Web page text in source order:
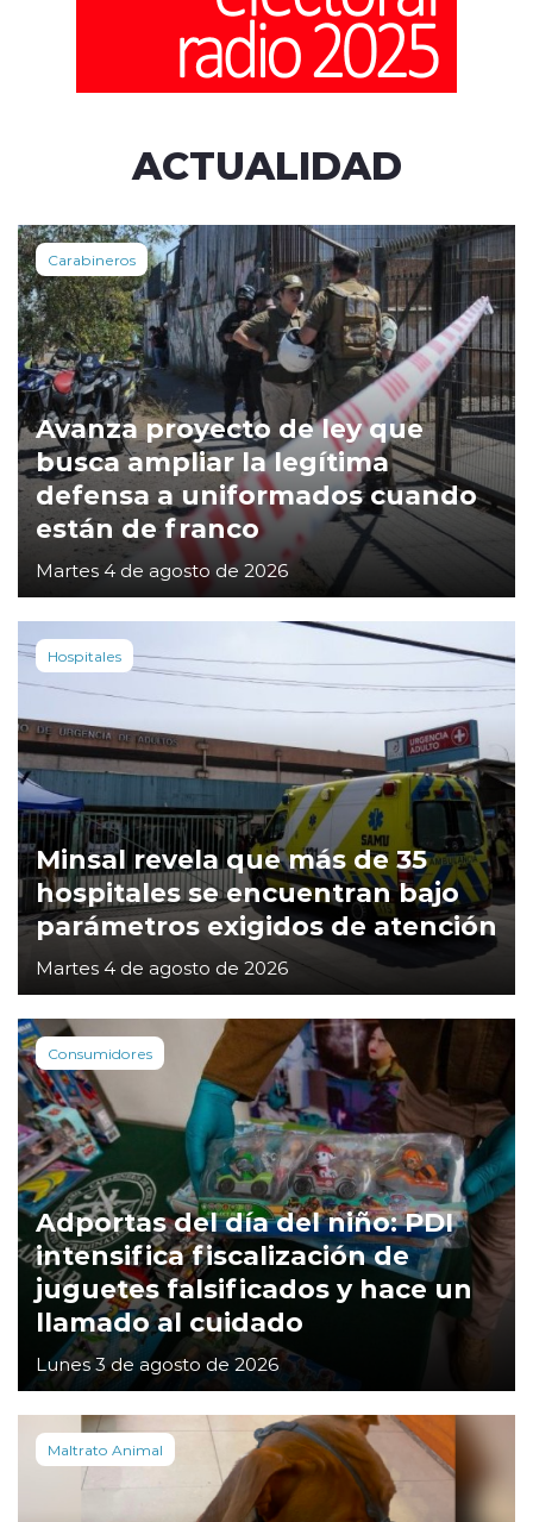
ACTUALIDAD
Carabineros
Avanza proyecto de ley que
busca ampliar la legítima
defensa a uniformados cuando
están de franco
Martes 4 de agosto de 2026
Hospitales
Minsal revela que más de 35
hospitales se encuentran bajo
parámetros exigidos de atención
Martes 4 de agosto de 2026
Consumidores
Adportas del día del niño: PDI
intensifica fiscalización de
juguetes falsificados y hace un
llamado al cuidado
Lunes 3 de agosto de 2026
Maltrato Animal